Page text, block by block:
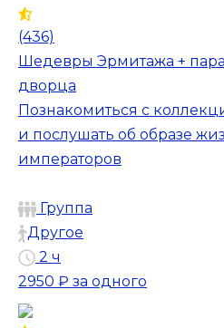
(436)
Шедевры Эрмитажа +
дворца
Познакомиться с
и послушать об образе
императоров
Группа
Другое
2 ч
2950 ₽ за одного